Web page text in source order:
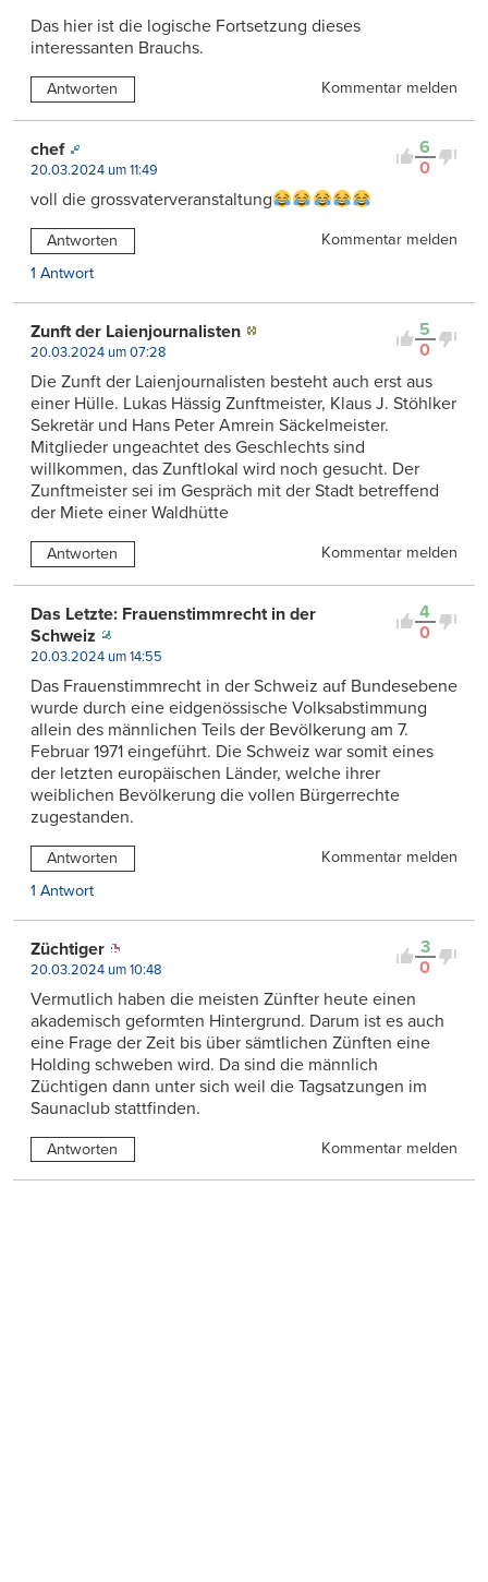
Das hier ist die logische Fortsetzung dieses
interessanten Brauchs.
Antworten Kommentar melden
6
0
chef
20.03.2024 um 11:49
voll die grossvaterveranstaltung
Antworten
Kommentar melden
1 Antwort
5
0
Zunft der Laienjournalisten
20.03.2024 um 07:28
Die Zunft der Laienjournalisten besteht auch erst aus
einer Hülle. Lukas Hässig Zunftmeister, Klaus J. Stöhlker
Sekretär und Hans Peter Amrein Säckelmeister.
Mitglieder ungeachtet des Geschlechts sind
willkommen, das Zunftlokal wird noch gesucht. Der
Zunftmeister sei im Gespräch mit der Stadt betreffend
der Miete einer Waldhütte
Antworten Kommentar melden
4
0
Das Letzte: Frauenstimmrecht in der
Schweiz
20.03.2024 um 14:55
Das Frauenstimmrecht in der Schweiz auf Bundesebene
wurde durch eine eidgenössische Volksabstimmung
allein des männlichen Teils der Bevölkerung am 7.
Februar 1971 eingeführt. Die Schweiz war somit eines
der letzten europäischen Länder, welche ihrer
weiblichen Bevölkerung die vollen Bürgerrechte
zugestanden.
Antworten
Kommentar melden
1 Antwort
3
0
Züchtiger
20.03.2024 um 10:48
Vermutlich haben die meisten Zünfter heute einen
akademisch geformten Hintergrund. Darum ist es auch
eine Frage der Zeit bis über sämtlichen Zünften eine
Holding schweben wird. Da sind die männlich
Züchtigen dann unter sich weil die Tagsatzungen im
Saunaclub stattfinden.
Antworten Kommentar melden